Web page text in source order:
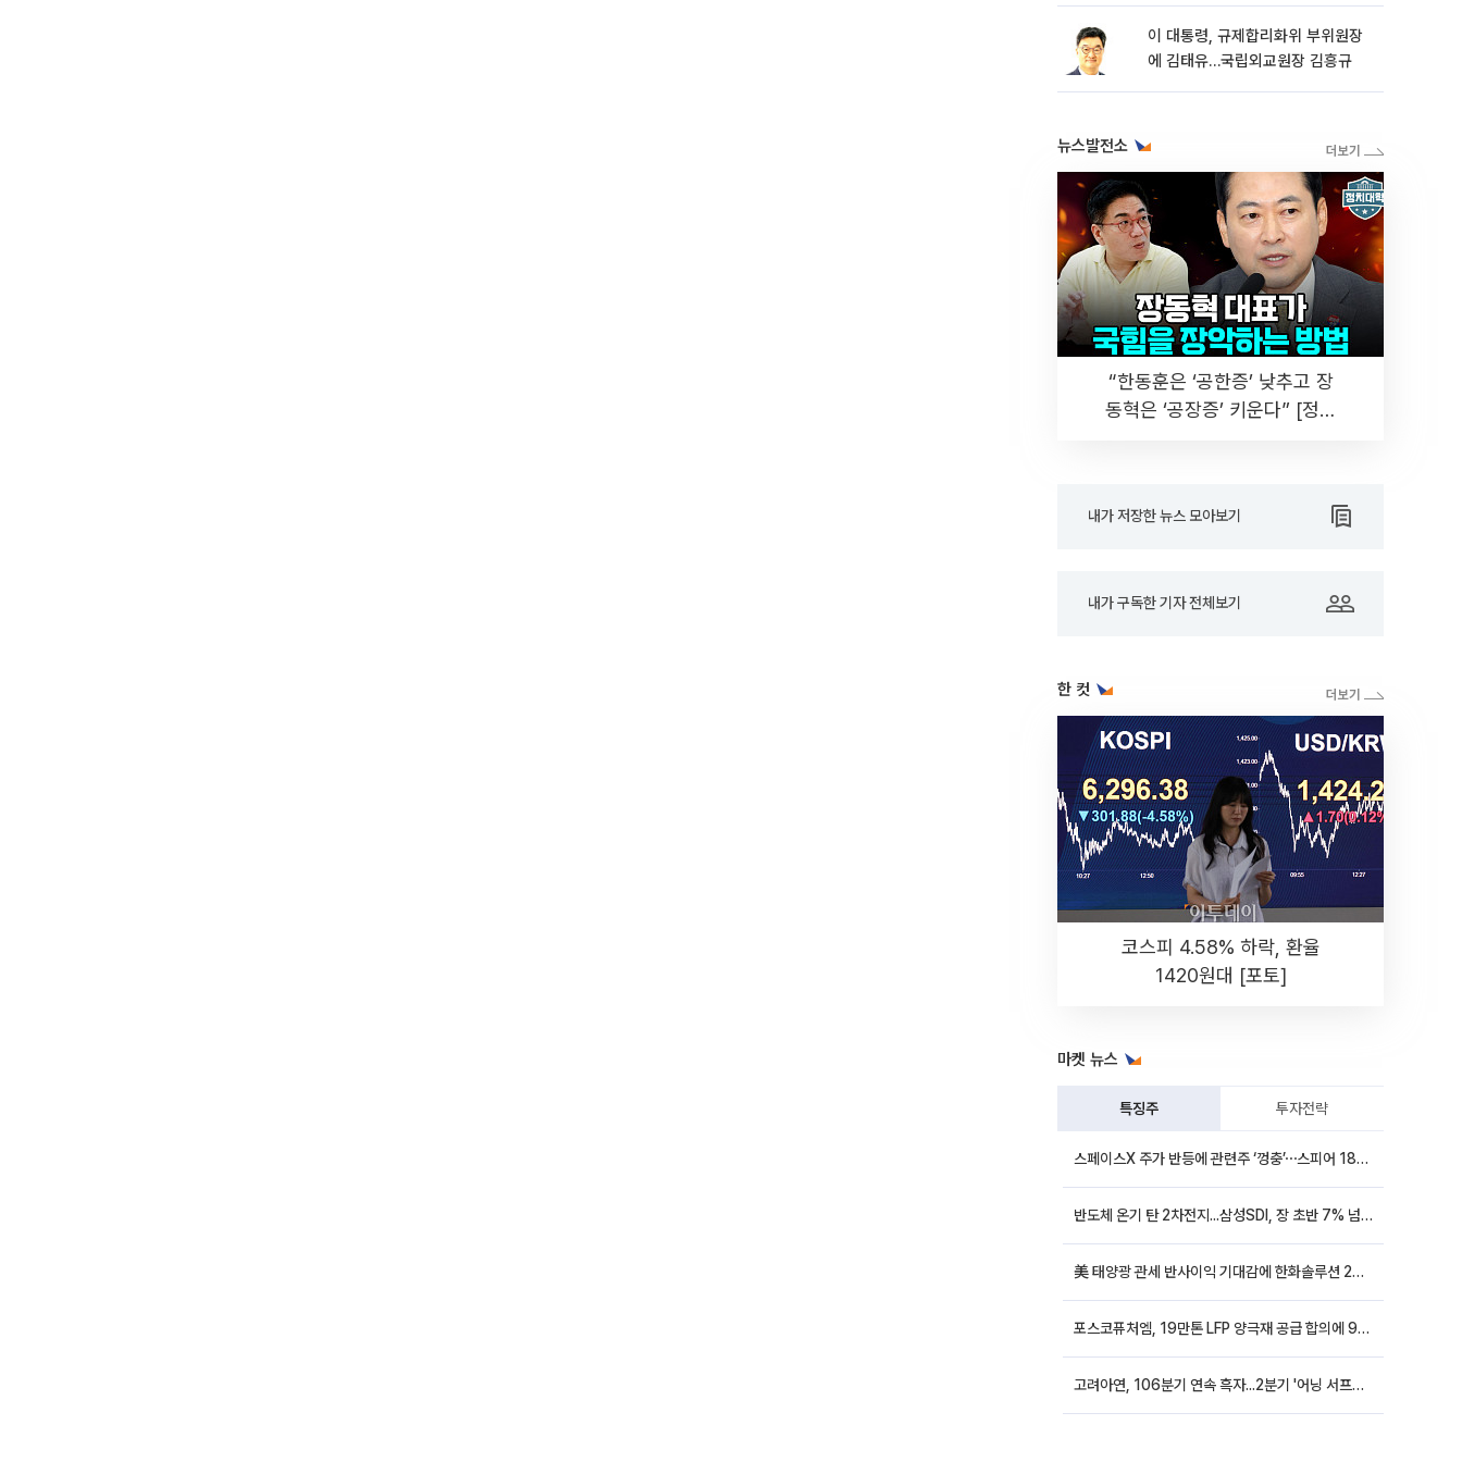
이 대통령, 규제합리화위 부위원장
에 김태유…국립외교원장 김흥규
뉴스발전소
“한동훈은 ‘공한증’ 낮추고 장
동혁은 ‘공장증’ 키운다” [정치
내가 저장한 뉴스 모아보기
내가 구독한 기자 전체보기
한 컷
코스피 4.58% 하락, 환율
1420원대 [포토]
마켓 뉴스
특징주 투자전략
스페이스X 주가 반등에 관련주 ‘껑충’⋯스피어 18%ㆍ에이치브이엠 12%↑
반도체 온기 탄 2차전지...삼성SDI, 장 초반 7% 넘게 껑충
美 태양광 관세 반사이익 기대감에 한화솔루션 20%대·OCI홀딩스 14%대 급등
포스코퓨처엠, 19만톤 LFP 양극재 공급 합의에 9%대 강세
고려아연, 106분기 연속 흑자...2분기 '어닝 서프라이즈'에 장 초반 12%대 강세